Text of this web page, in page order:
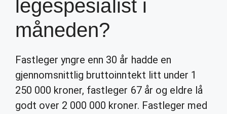
legespesialist i
måneden?
Fastleger yngre enn 30 år hadde en
gjennomsnittlig bruttoinntekt litt under 1
250 000 kroner, fastleger 67 år og eldre lå
godt over 2 000 000 kroner. Fastleger med